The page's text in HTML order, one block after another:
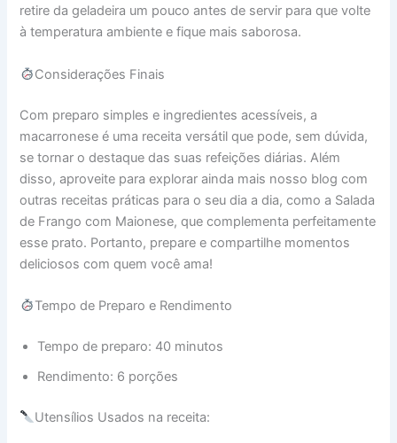
retire da geladeira um pouco antes de servir para que volte
à temperatura ambiente e fique mais saborosa.
Considerações Finais
Com preparo simples e ingredientes acessíveis, a
macarronese é uma receita versátil que pode, sem dúvida,
se tornar o destaque das suas refeições diárias. Além
disso, aproveite para explorar ainda mais nosso blog com
outras receitas práticas para o seu dia a dia, como a Salada
de Frango com Maionese, que complementa perfeitamente
esse prato. Portanto, prepare e compartilhe momentos
deliciosos com quem você ama!
Tempo de Preparo e Rendimento
Tempo de preparo: 40 minutos
Rendimento: 6 porções
Utensílios Usados na receita: